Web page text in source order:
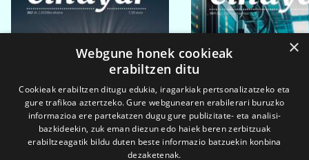
×
Webgune honek cookieak
erabiltzen ditu
Cookieak erabiltzen ditugu edukia, iragarkiak pertsonalizatzeko eta
gure trafikoa aztertzeko. Gure webgunearen erabilerari buruzko
informazioa ere partekatzen dugu gure publizitate- eta analisi-
bazkideekin, zuk eman diezun edo haiek beren zerbitzuak
erabiltzeagatik bildu duten beste informazio batzuekin konbina
dezaketenak.